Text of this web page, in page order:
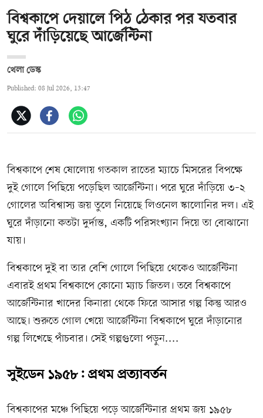
বিশ্বকাপে দেয়ালে পিঠ ঠেকার পর যতবার
ঘুরে দাঁড়িয়েছে আর্জেন্টিনা
খেলা ডেস্ক
Published: 08 Jul 2026, 13:47
বিশ্বকাপে শেষ ষোলোয় গতকাল রাতের ম্যাচে মিসরের বিপক্ষে
দুই গোলে পিছিয়ে পড়েছিল আর্জেন্টিনা। পরে ঘুরে দাঁড়িয়ে ৩–২
গোলের অবিশ্বাস্য জয় তুলে নিয়েছে লিওনেল স্কালোনির দল। এই
ঘুরে দাঁড়ানো কতটা দুর্দান্ত, একটি পরিসংখ্যান দিয়ে তা বোঝানো
যায়।
বিশ্বকাপে দুই বা তার বেশি গোলে পিছিয়ে থেকেও আর্জেন্টিনা
এবারই প্রথম বিশ্বকাপে কোনো ম্যাচ জিতল। তবে বিশ্বকাপে
আর্জেন্টিনার খাদের কিনারা থেকে ফিরে আসার গল্প কিন্তু আরও
আছে। শুরুতে গোল খেয়ে আর্জেন্টিনা বিশ্বকাপে ঘুরে দাঁড়ানোর
গল্প লিখেছে পাঁচবার। সেই গল্পগুলো পড়ুন....
সুইডেন ১৯৫৮: প্রথম প্রত্যাবর্তন
বিশ্বকাপের মঞ্চে পিছিয়ে পড়ে আর্জেন্টিনার প্রথম জয় ১৯৫৮